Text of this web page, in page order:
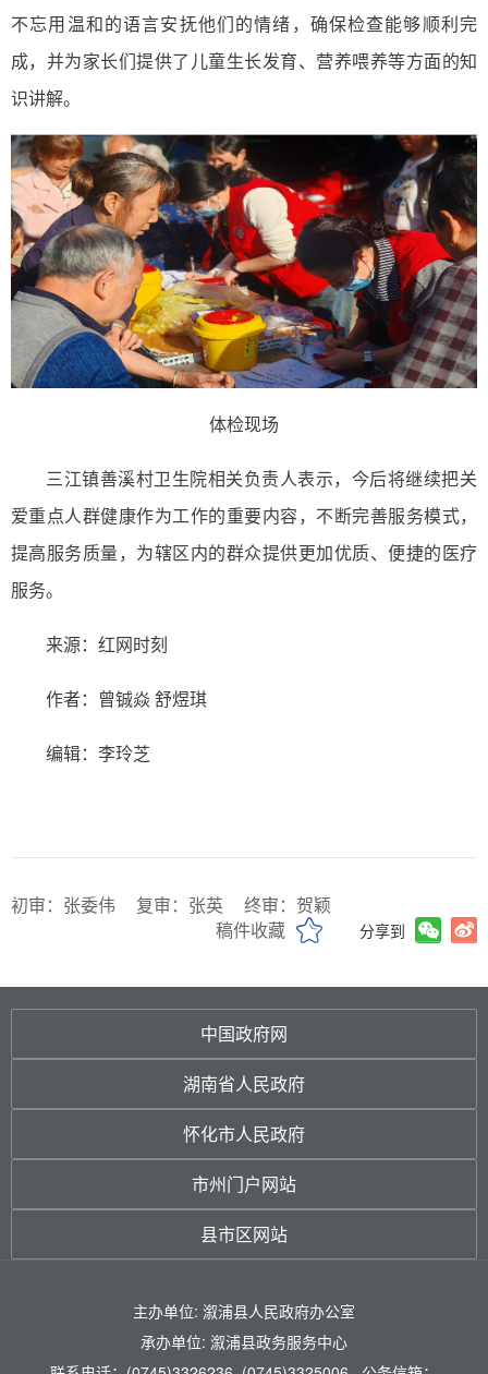
不忘用温和的语言安抚他们的情绪，确保检查能够顺利完
成，并为家长们提供了儿童生长发育、营养喂养等方面的知
识讲解。
体检现场
三江镇善溪村卫生院相关负责人表示，今后将继续把关
爱重点人群健康作为工作的重要内容，不断完善服务模式，
提高服务质量，为辖区内的群众提供更加优质、便捷的医疗
服务。
来源：红网时刻
作者：曾铖焱 舒煜琪
编辑：李玲芝
初审：张委伟 复审：张英
终审：贺颖
稿件收藏
分享到
中国政府网
湖南省人民政府
怀化市人民政府
市州门户网站
县市区网站
主办单位: 溆浦县人民政府办公室
承办单位: 溆浦县政务服务中心